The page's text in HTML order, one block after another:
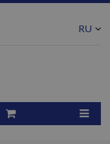
RU